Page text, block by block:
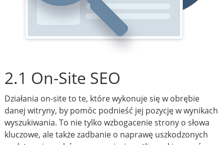
2.1 On-Site SEO
Działania on-site to te, które wykonuje się w obrębie
danej witryny, by pomóc podnieść jej pozycję w wynikach
wyszukiwania. To nie tylko wzbogacenie strony o słowa
kluczowe, ale także zadbanie o naprawę uszkodzonych